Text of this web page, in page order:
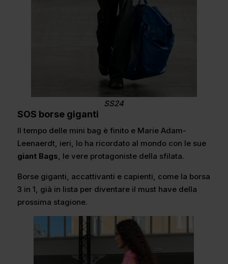
SS24
SOS borse giganti
Il tempo delle mini bag è finito e Marie Adam-
Leenaerdt, ieri, lo ha ricordato al mondo con le sue
giant Bags, le vere protagoniste della sfilata.
Borse giganti, accattivanti e capienti, come la borsa
3 in 1, già in lista per diventare il must have della
prossima stagione.